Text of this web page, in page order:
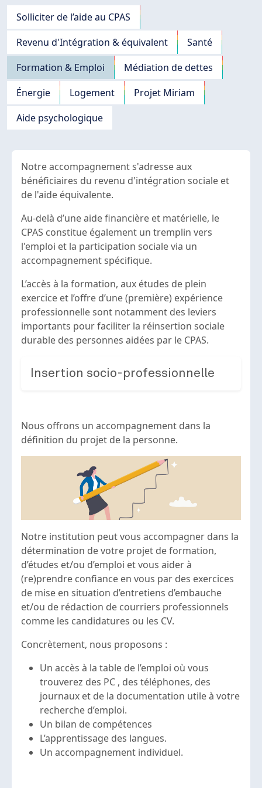
Navigation principale
Solliciter de l’aide au CPAS
Revenu d'Intégration & équivalent
Santé
Formation & Emploi
Médiation de dettes
Énergie
Logement
Projet Miriam
Aide psychologique
Notre accompagnement s'adresse aux
bénéficiaires du revenu d'intégration sociale et
de l'aide équivalente.
Au-delà d’une aide financière et matérielle, le
CPAS constitue également un tremplin vers
l'emploi et la participation sociale via un
accompagnement spécifique.
L’accès à la formation, aux études de plein
exercice et l’offre d’une (première) expérience
professionnelle sont notamment des leviers
importants pour faciliter la réinsertion sociale
durable des personnes aidées par le CPAS.
Insertion socio-professionnelle
Nous offrons un accompagnement dans la
définition du projet de la personne.
Notre institution peut vous accompagner dans la
détermination de votre projet de formation,
d’études et/ou d’emploi et vous aider à
(re)prendre confiance en vous par des exercices
de mise en situation d’entretiens d’embauche
et/ou de rédaction de courriers professionnels
comme les candidatures ou les CV.
Concrètement, nous proposons :
Un accès à la table de l’emploi où vous
trouverez des PC , des téléphones, des
journaux et de la documentation utile à votre
recherche d’emploi.
Un bilan de compétences
L’apprentissage des langues.
Un accompagnement individuel.